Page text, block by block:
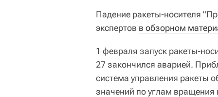
Падение ракеты-носителя
экспертов в обзорном
1 февраля запуск ракеты-
27 закончился аварией.
система управления ракеты
значений по углам вращения